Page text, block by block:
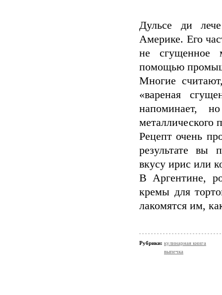
Дульсе ди
Америке. Его
не сгущенное
помощью
Многие
«вареная
напоминает,
металлического
Рецепт очень
результате вы
вкусу ирис или
В Аргентине,
кремы для
лакомятся им,
Рубрики: кулинарная книга
выпечка